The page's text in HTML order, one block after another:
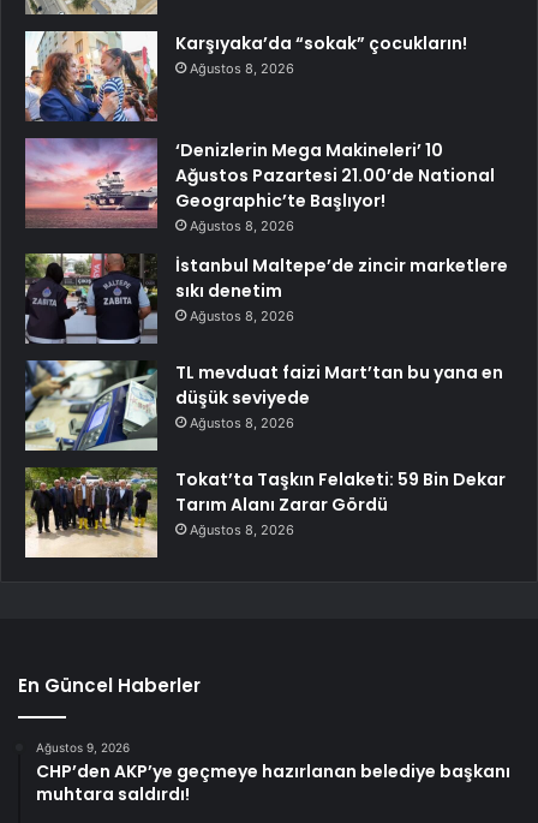
Karşıyaka’da “sokak” çocukların!
Ağustos 8, 2026
‘Denizlerin Mega Makineleri’ 10
Ağustos Pazartesi 21.00’de National
Geographic’te Başlıyor!
Ağustos 8, 2026
İstanbul Maltepe’de zincir marketlere
sıkı denetim
Ağustos 8, 2026
TL mevduat faizi Mart’tan bu yana en
düşük seviyede
Ağustos 8, 2026
Tokat’ta Taşkın Felaketi: 59 Bin Dekar
Tarım Alanı Zarar Gördü
Ağustos 8, 2026
En Güncel Haberler
Ağustos 9, 2026
CHP’den AKP’ye geçmeye hazırlanan belediye başkanı
muhtara saldırdı!